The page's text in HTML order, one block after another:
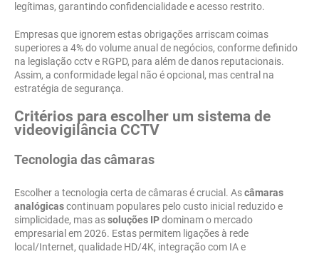
legítimas, garantindo confidencialidade e acesso restrito.
Empresas que ignorem estas obrigações arriscam coimas
superiores a 4% do volume anual de negócios, conforme definido
na legislação cctv e RGPD, para além de danos reputacionais.
Assim, a conformidade legal não é opcional, mas central na
estratégia de segurança.
Critérios para escolher um sistema de
videovigilância CCTV
Tecnologia das câmaras
Escolher a tecnologia certa de câmaras é crucial. Ascâmaras
analógicascontinuam populares pelo custo inicial reduzido e
simplicidade, mas assoluções IPdominam o mercado
empresarial em 2026. Estas permitem ligações à rede
local/Internet, qualidade HD/4K, integração com IA e